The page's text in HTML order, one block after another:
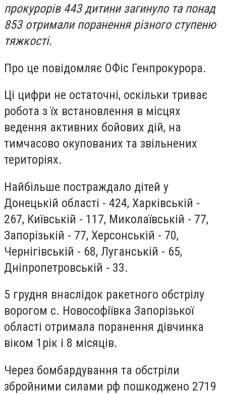
прокурорів 443 дитини загинуло та понад
853 отримали поранення різного ступеню
тяжкості.
Про це повідомляє ОФіс Генпрокурора.
Ці цифри не остаточні, оскільки триває
робота з їх встановлення в місцях
ведення активних бойових дій, на
тимчасово окупованих та звільнених
територіях.
Найбільше постраждало дітей у
Донецькій області - 424, Харківській -
267, Київській - 117, Миколаївській - 77,
Запорізькій - 77, Херсонській - 70,
Чернігівській - 68, Луганській - 65,
Дніпропетровській - 33.
5 грудня внаслідок ракетного обстрілу
ворогом с. Новософіївка Запорізької
області отримала поранення дівчинка
віком 1рік і 8 місяців.
Через бомбардування та обстріли
збройними силами рф пошкоджено 2719